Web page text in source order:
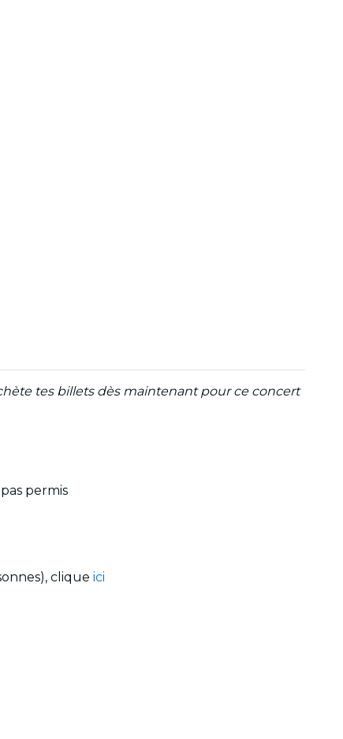
tes billets dès maintenant pour ce concert
permis
clique ici